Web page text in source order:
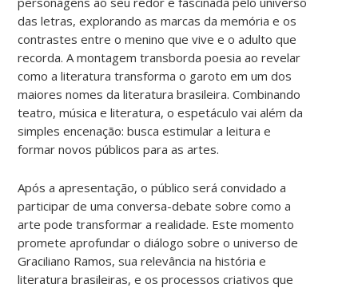
das letras, explorando as marcas da memória e os
contrastes entre o menino que vive e o adulto que
recorda. A montagem transborda poesia ao revelar
como a literatura transforma o garoto em um dos
maiores nomes da literatura brasileira. Combinando
teatro, música e literatura, o espetáculo vai além da
simples encenação: busca estimular a leitura e
formar novos públicos para as artes.
Após a apresentação, o público será convidado a
participar de uma conversa-debate sobre como a
arte pode transformar a realidade. Este momento
promete aprofundar o diálogo sobre o universo de
Graciliano Ramos, sua relevância na história e
literatura brasileiras, e os processos criativos que